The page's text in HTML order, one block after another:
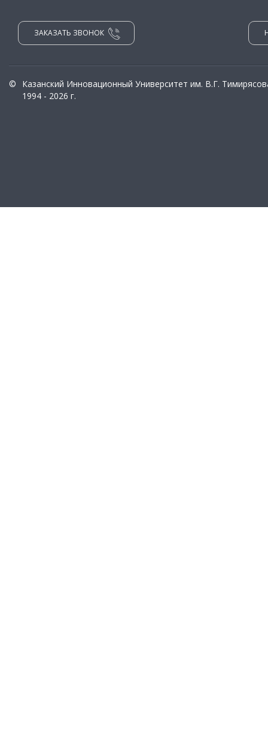
ЗАКАЗАТЬ ЗВОНОК
©
Казанский Инновационный Университет им. В.Г.
1994 - 2026 г.